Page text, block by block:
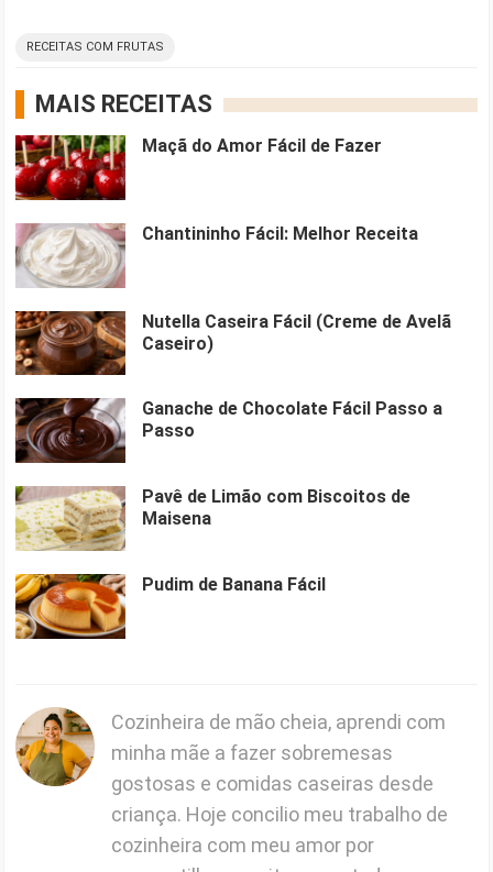
RECEITAS COM FRUTAS
MAIS RECEITAS
Maçã do Amor Fácil de Fazer
Chantininho Fácil: Melhor Receita
Nutella Caseira Fácil (Creme de Avelã
Caseiro)
Ganache de Chocolate Fácil Passo a
Passo
Pavê de Limão com Biscoitos de
Maisena
Pudim de Banana Fácil
Cozinheira de mão cheia, aprendi com
minha mãe a fazer sobremesas
gostosas e comidas caseiras desde
criança. Hoje concilio meu trabalho de
cozinheira com meu amor por